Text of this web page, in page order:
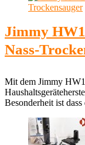
Jimmy
Nass-
Mit dem Jimmy
Besonderheit ist dass